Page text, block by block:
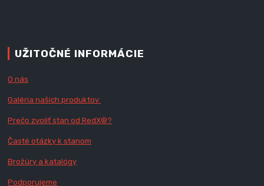
UŽITOČNÉ INFORMÁCIE
O nás
Galéria našich produktov
Prečo zvoliť stan od RedX®?
Časté otázky k stanom
Brožúry a katalógy
Podporujeme